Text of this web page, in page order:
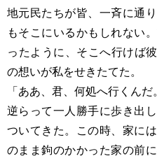
地元民たちが皆、一斉に通
もそこにいるかもしれない
ったように、そこへ行けば
の想いが私をせきたてた。
「ああ、君、何処へ行くんだ
逆らって一人勝手に歩き出
ついてきた。この時、家に
のまま鉤のかかった家の前